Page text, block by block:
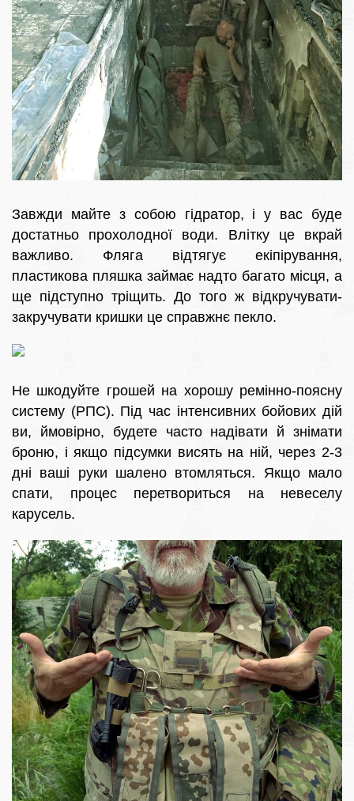
Завжди майте з собою гідратор, і у вас буде
достатньо прохолодної води. Влітку це вкрай
важливо. Фляга відтягує екіпірування,
пластикова пляшка займає надто багато місця, а
ще підступно тріщить. До того ж відкручувати-
закручувати кришки це справжнє пекло.
Не шкодуйте грошей на хорошу ремінно-поясну
систему (РПС). Під час інтенсивних бойових дій
ви, ймовірно, будете часто надівати й знімати
броню, і якщо підсумки висять на ній, через 2-3
дні ваші руки шалено втомляться. Якщо мало
спати, процес перетвориться на невеселу
карусель.